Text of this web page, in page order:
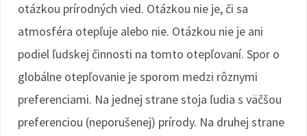
otázkou prírodných vied. Otázkou nie je, či sa
atmosféra otepľuje alebo nie. Otázkou nie je ani
podiel ľudskej činnosti na tomto otepľovaní. Spor o
globálne otepľovanie je sporom medzi rôznymi
preferenciami. Na jednej strane stoja ľudia s väčšou
preferenciou (neporušenej) prírody. Na druhej strane